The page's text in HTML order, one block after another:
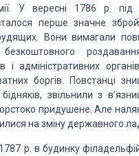
У вересні 1786 р. під
перше значне
Вони вимага­ли
і адміністративних
боргів. Повстанці
звільнили з
придушене. Але
на зміну державного
р. в будинку